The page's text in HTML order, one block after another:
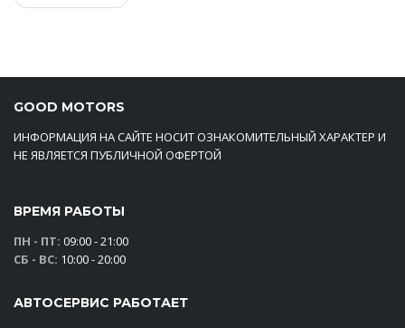
GOOD MOTORS
ИНФОРМАЦИЯ НА САЙТЕ НОСИТ ОЗНАКОМИТЕЛЬНЫЙ ХАРАКТЕР И
НЕ ЯВЛЯЕТСЯ ПУБЛИЧНОЙ ОФЕРТОЙ
ВРЕМЯ РАБОТЫ
ПН - ПТ: 09:00 - 21:00
СБ - ВС: 10:00 - 20:00
АВТОСЕРВИС РАБОТАЕТ